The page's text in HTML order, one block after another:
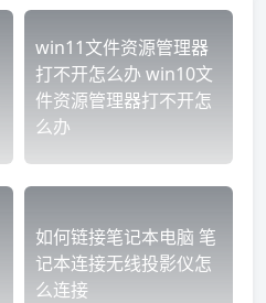
win11文件资源管理器
打不开怎么办 win10文
件资源管理器打不开怎
么办
如何链接笔记本电脑 笔
记本连接无线投影仪怎
么连接